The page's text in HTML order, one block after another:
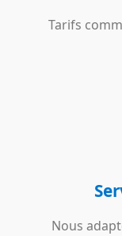
Tarifs
Nous